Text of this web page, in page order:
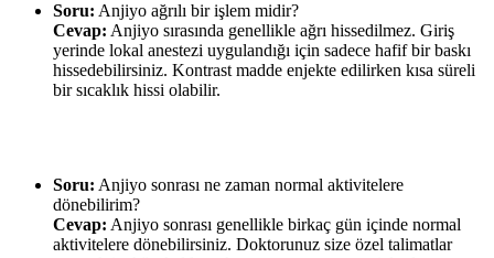
Soru: Anjiyo ağrılı bir işlem midir?
Cevap: Anjiyo sırasında genellikle ağrı hissedilmez. Giriş
yerinde lokal anestezi uygulandığı için sadece hafif bir baskı
hissedebilirsiniz. Kontrast madde enjekte edilirken kısa süreli
bir sıcaklık hissi olabilir.
Soru: Anjiyo sonrası ne zaman normal aktivitelere
dönebilirim?
Cevap: Anjiyo sonrası genellikle birkaç gün içinde normal
aktivitelere dönebilirsiniz. Doktorunuz size özel talimatlar